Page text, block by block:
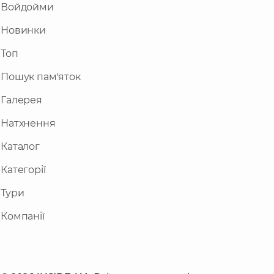
гори, ліси, моря, високогірні озера і річки,
лимани, водоспади, термальні джерела,
відпочинок на свій смак.
Войдойми
Новинки
Топ
Пошук пам'яток
Галерея
Натхнення
Каталог
Категорії
Тури
Компанії